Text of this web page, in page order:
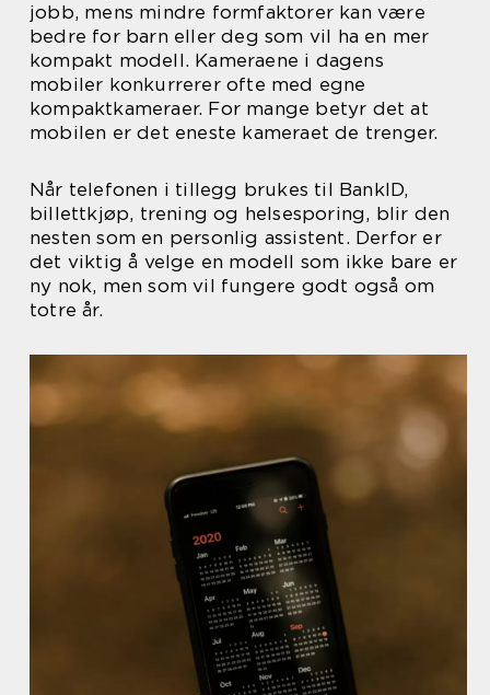
jobb, mens mindre formfaktorer kan være
bedre for barn eller deg som vil ha en mer
kompakt modell. Kameraene i dagens
mobiler konkurrerer ofte med egne
kompaktkameraer. For mange betyr det at
mobilen er det eneste kameraet de trenger.
Når telefonen i tillegg brukes til BankID,
billettkjøp, trening og helsesporing, blir den
nesten som en personlig assistent. Derfor er
det viktig å velge en modell som ikke bare er
ny nok, men som vil fungere godt også om
totre år.